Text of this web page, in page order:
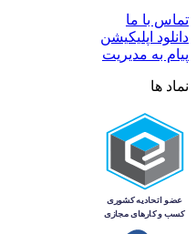
تماس با ما
دانلود اپلیکیشن
پیام به مدیریت
نماد ها